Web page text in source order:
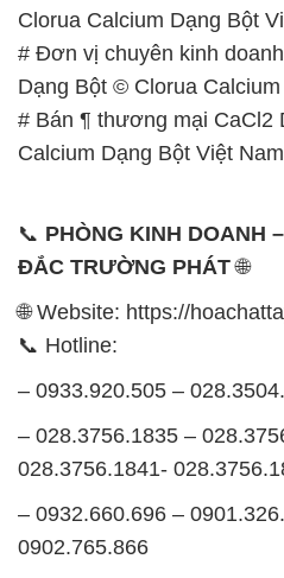
Clorua Calcium Dạng Bột
# Đơn vị chuyên kinh
Dạng Bột © Clorua
# Bán ¶ thương mại CaCl2
Calcium Dạng Bột Việt Nam
📞 PHÒNG KINH DOANH
ĐẮC TRƯỜNG PHÁT🌐
🌐 Website: https://
📞 Hotline:
– 0933.920.505 –
– 028.3756.1835 –
028.3756.1841-
– 0932.660.696 –
0902.765.866